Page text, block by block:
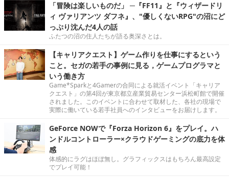
「冒険は楽しいものだ」 ─『FF11』と『ウィザードリ
ィ ヴァリアンツ ダフネ』、"優しくないRPG"の沼にど
っぷり沈んだ4人の話
ふたつの沼の住人たちが語る奥深さとは。
【キャリアクエスト】ゲーム作りを仕事にするという
こと。セガの若手の事例に見る，ゲームプログラマと
いう働き方
Game*Sparkと4Gamerの合同による就活イベント「キャリア
クエスト」の第4回が東京都立産業貿易センター浜松町館で開催
されました。このイベントに合わせて取材した、各社の現場で
実際に働いている若手社員へのインタビューをお届けします。
GeForce NOWで『Forza Horizon 6』をプレイ。ハ
ンドルコントローラー×クラウドゲーミングの底力を体
感
体感的にラグはほぼ無し。グラフィックスはもちろん最高設定
でプレイ可能！